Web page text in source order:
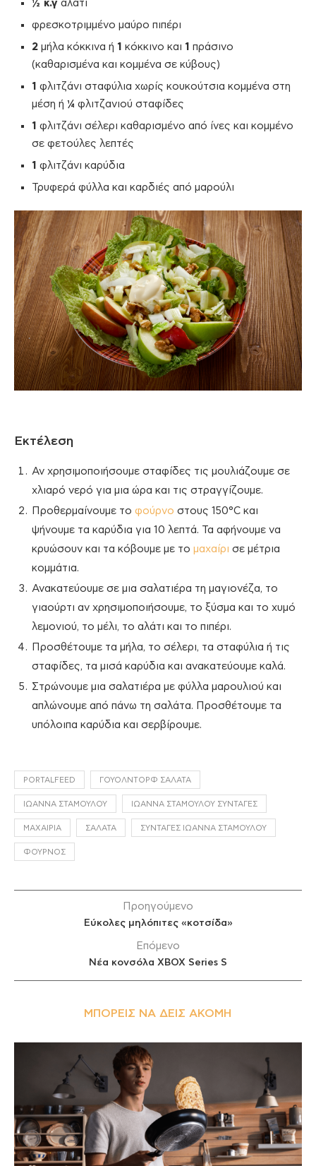
½ κ.γ αλάτι
φρεσκοτριμμένο μαύρο πιπέρι
2 μήλα κόκκινα ή 1 κόκκινο και 1 πράσινο
(καθαρισμένα και κομμένα σε κύβους)
1 φλιτζάνι σταφύλια χωρίς κουκούτσια κομμένα στη
μέση ή ¼ φλιτζανιού σταφίδες
1 φλιτζάνι σέλερι καθαρισμένο από ίνες και κομμένο
σε φετούλες λεπτές
1 φλιτζάνι καρύδια
Τρυφερά φύλλα και καρδιές από μαρούλι
Εκτέλεση
Αν χρησιμοποιήσουμε σταφίδες τις μουλιάζουμε σε
χλιαρό νερό για μια ώρα και τις στραγγίζουμε.
Προθερμαίνουμε το φούρνο στους 150°C και
ψήνουμε τα καρύδια για 10 λεπτά. Τα αφήνουμε να
κρυώσουν και τα κόβουμε με το μαχαίρι σε μέτρια
κομμάτια.
Ανακατεύουμε σε μια σαλατιέρα τη μαγιονέζα, το
γιαούρτι αν χρησιμοποιήσουμε, το ξύσμα και το χυμό
λεμονιού, το μέλι, το αλάτι και το πιπέρι.
Προσθέτουμε τα μήλα, το σέλερι, τα σταφύλια ή τις
σταφίδες, τα μισά καρύδια και ανακατεύουμε καλά.
Στρώνουμε μια σαλατιέρα με φύλλα μαρουλιού και
απλώνουμε από πάνω τη σαλάτα. Προσθέτουμε τα
υπόλοιπα καρύδια και σερβίρουμε.
PORTALFEED ΓΟΥΌΛΝΤΟΡΦ ΣΑΛΆΤΑ
ΙΩΆΝΝΑ ΣΤΑΜΟΎΛΟΥ ΙΩΆΝΝΑ ΣΤΑΜΟΎΛΟΥ ΣΥΝΤΑΓΈΣ
ΜΑΧΑΊΡΙΑ ΣΑΛΆΤΑ ΣΥΝΤΑΓΈΣ ΙΩΆΝΝΑ ΣΤΑΜΟΎΛΟΥ
ΦΟΎΡΝΟΣ
Προηγούμενο
Εύκολες μηλόπιτες «κοτσίδα»
Επόμενο
Νέα κονσόλα XBOX Series S
ΜΠΟΡΕΊΣ ΝΑ ΔΕΙΣ ΑΚΌΜΗ